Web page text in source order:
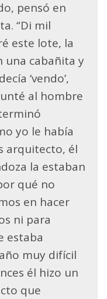
pensó en
“Di mil
este lote, la
una cabañita y
‘vendo’,
al hombre
yo le había
arquitecto, él
la estaban
qué no
en hacer
ni para
estaba
muy difícil
él hizo un
que